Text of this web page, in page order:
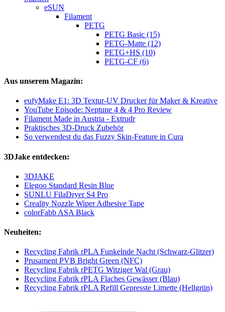
eSUN
Filament
PETG
PETG Basic (15)
PETG-Matte (12)
PETG+HS (10)
PETG-CF (6)
Aus unserem Magazin:
eufyMake E1: 3D Textur-UV Drucker für Maker & Kreative
YouTube Episode: Neptune 4 & 4 Pro Review
Filament Made in Austria - Extrudr
Praktisches 3D-Druck Zubehör
So verwendest du das Fuzzy Skin-Feature in Cura
3DJake entdecken:
3DJAKE
Elegoo Standard Resin Blue
SUNLU FilaDryer S4 Pro
Creality Nozzle Wiper Adhesive Tape
colorFabb ASA Black
Neuheiten:
Recycling Fabrik rPLA Funkelnde Nacht (Schwarz-Glitzer)
Prusament PVB Bright Green (NFC)
Recycling Fabrik rPETG Witziger Wal (Grau)
Recycling Fabrik rPLA Flaches Gewässer (Blau)
Recycling Fabrik rPLA Refill Gepresste Limette (Hellgrün)